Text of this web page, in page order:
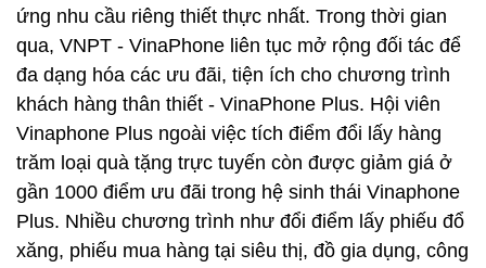
ứng nhu cầu riêng thiết thực nhất. Trong thời gian
qua, VNPT - VinaPhone liên tục mở rộng đối tác để
đa dạng hóa các ưu đãi, tiện ích cho chương trình
khách hàng thân thiết - VinaPhone Plus. Hội viên
Vinaphone Plus ngoài việc tích điểm đổi lấy hàng
trăm loại quà tặng trực tuyến còn được giảm giá ở
gần 1000 điểm ưu đãi trong hệ sinh thái Vinaphone
Plus. Nhiều chương trình như đổi điểm lấy phiếu đổ
xăng, phiếu mua hàng tại siêu thị, đồ gia dụng, công